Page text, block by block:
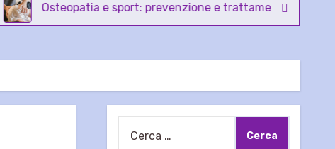
Osteopatia e sport: prevenzione e trattamento dei traumi per
per: